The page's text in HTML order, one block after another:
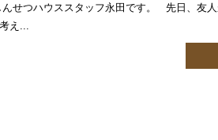
んせつハウススタッフ永田です。 先日、友
え...